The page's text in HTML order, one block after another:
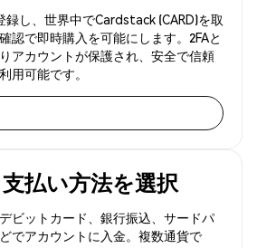
録し、世界中でCardstack (CARD)を取
認で即時購入を可能にします。2FAと
アカウントが保護され、安全で信頼
用可能です。
払い方法を選択
ビットカード、銀行振込、サードパ
でアカウントに入金。複数通貨で